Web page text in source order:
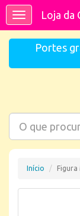
ToggleLoja da
Portes
Início Figura